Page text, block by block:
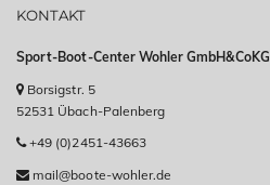
KONTAKT
Sport-Boot-Center Wohler GmbH&CoKG
Borsigstr. 5
52531 Übach-Palenberg
+49 (0)2451-43663
mail@boote-wohler.de